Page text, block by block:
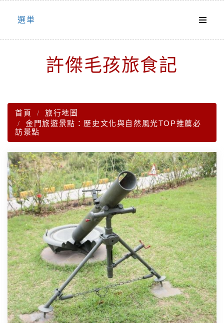
Skip
選単
許傑毛孩旅食記
首頁
旅行地圖
金門旅遊景點：歷史文化與自然風光TOP推薦必
訪景點